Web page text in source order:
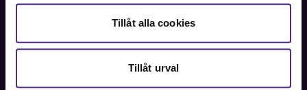
Tillåt alla cookies
Tillåt urval
Kontakta oss
Kansli
Box 1419